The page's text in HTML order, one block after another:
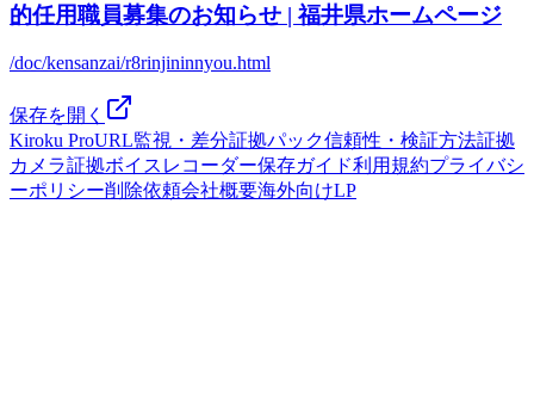
的任用職員募集のお知らせ | 福井県ホームページ
/doc/kensanzai/r8rinjininnyou.html
保存を開く
Kiroku ProURL監視・差分証拠パック信頼性・検証方法証拠
カメラ証拠ボイスレコーダー保存ガイド利用規約プライバシ
ーポリシー削除依頼会社概要海外向けLP